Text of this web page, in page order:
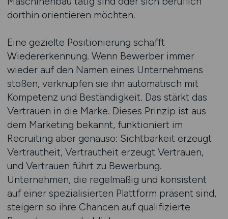
dorthin orientieren möchten.
Eine gezielte Positionierung schafft
Wiedererkennung. Wenn Bewerber immer
wieder auf den Namen eines Unternehmens
stoßen, verknüpfen sie ihn automatisch mit
Kompetenz und Beständigkeit. Das stärkt das
Vertrauen in die Marke. Dieses Prinzip ist aus
dem Marketing bekannt, funktioniert im
Recruiting aber genauso: Sichtbarkeit erzeugt
Vertrautheit, Vertrautheit erzeugt Vertrauen,
und Vertrauen führt zu Bewerbung.
Unternehmen, die regelmäßig und konsistent
auf einer spezialisierten Plattform präsent sind,
steigern so ihre Chancen auf qualifizierte